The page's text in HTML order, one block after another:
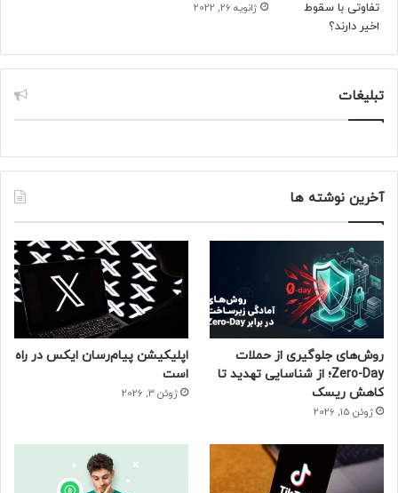
سرطان روده ارتباط دارند. مطالعه‌ی جدید به ما کمک می‌کند علت
این موضوع را درک کنیم.
مایع همراه طیف‌سنجی جرمی استفاده کردند. تومورهای سرطانی
حاوی مقدار کافی از واسطه‌های کاهنده التهاب و بهبوددهنده
نبودند.
حتما بخوانید :دانشمندان می‌گویند سرعت تفکر انسان فقط
۱۰ بیت بر ثانیه است
منبع : زومیت
ژانویه 26, 2022
تبلیغات
آخرین نوشته ها
روش‌های جلوگیری از حملات
Zero-Day؛ از شناسایی تهدید تا
کاهش ریسک
ژوئن 15, 2026
اپلیکیشن پیام‌رسان ایکس در راه
است
ژوئن 3, 2026